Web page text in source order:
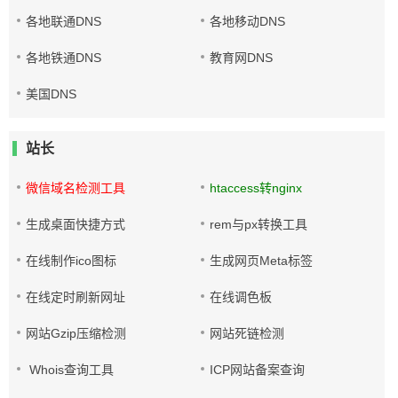
各地联通DNS 各地移动DNS
各地铁通DNS 教育网DNS
美国DNS
站长
微信域名检测工具 htaccess转nginx
生成桌面快捷方式 rem与px转换工具
在线制作ico图标 生成网页Meta标签
在线定时刷新网址 在线调色板
网站Gzip压缩检测 网站死链检测
Whois查询工具 ICP网站备案查询